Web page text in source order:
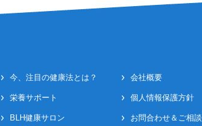
今、注目の健康法とは？
栄養サポート
BLH健康サロン
会社概要
個人情報保護方針
お問合わせ＆ご相談